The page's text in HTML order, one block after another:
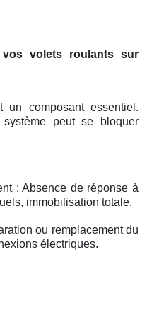
volets roulants sur
composant essentiel.
peut se bloquer
: Absence de réponse à
immobilisation totale.
ou remplacement du
électriques.